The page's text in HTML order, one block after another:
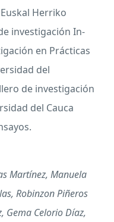
Herriko
investigación In-
en Prácticas
del
de investigación
del Cauca
Martínez, Manuela
Robinzon Piñeros
Gema Celorio Díaz,